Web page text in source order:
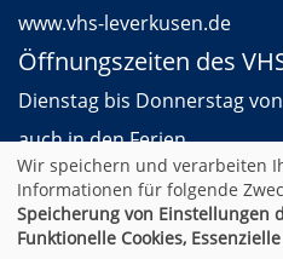
www.vhs-leverkusen.de
Öffnungszeiten des
Dienstag bis Donnerstag
auch in den Ferien
AGB Impressum
Wir speichern und verarbeiten
Informationen für folgende
Speicherung von Einstellungen
Funktionelle Cookies,